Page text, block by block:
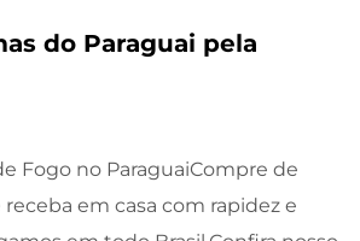
do Paraguai pela
Fogo no ParaguaiCompre de
em casa com rapidez e